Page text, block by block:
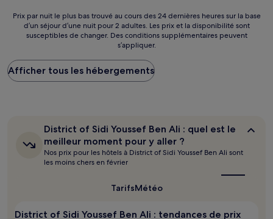
201 €
Prix
plus
bas
trouvé
24 dernières
nuit
Prix par nuit le plus bas trouvé au cours des 24 dernières heures sur la base
d’un séjour d’une nuit pour 2 adultes. Les prix et la disponibilité sont
susceptibles de changer. Des conditions supplémentaires peuvent
s’appliquer.
Afficher tous les hébergements
District
Sidi
Youssef
Ben
meilleur
District of Sidi Youssef Ben Ali : quel est le
meilleur moment pour y aller ?
Nos prix pour les hôtels à District of Sidi Youssef Ben Ali sont
les moins chers en février
TarifsMétéo
District of Sidi Youssef Ben Ali : tendances de prix